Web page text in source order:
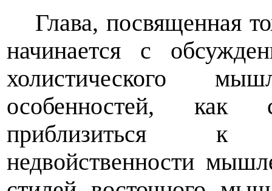
Глава, посвященная
начинается с
холистического
особенностей, как
приблизиться к
недвойственности